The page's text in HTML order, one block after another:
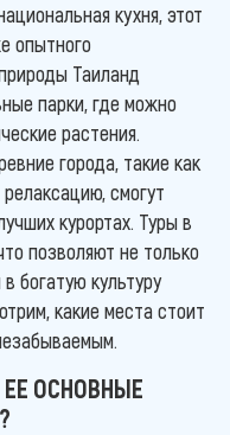
кухня, этот
опытного
Таиланд
парки, где можно
растения.
города, такие как
смогут
курортах. Туры в
позволяют не только
богатую культуру
какие места стоит
ОСНОВНЫЕ